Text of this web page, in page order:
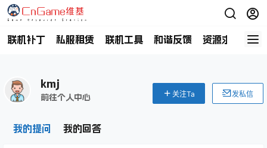
联机补丁 私服租赁 联机工具 和谐反馈 资源求助 商
kmj
前往个人中心 关注Ta 发私信
我的提问 我的回答